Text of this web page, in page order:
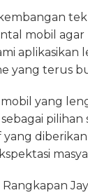
mobil agar
aplikasikan
yang terus
yang
yang